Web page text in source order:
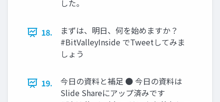
した。
18.
まずは、明日、何を始めますか？
#BitValleyInside でTweetしてみま
しょう
19.
今日の資料と補足 ● 今日の資料は
Slide Shareにアップ済みです